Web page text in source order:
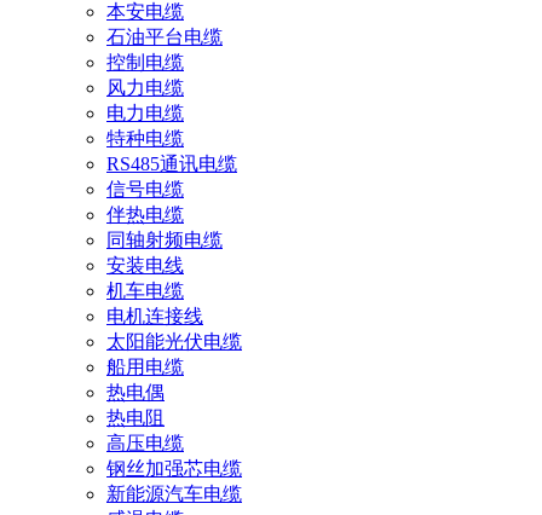
本安电缆
石油平台电缆
控制电缆
风力电缆
电力电缆
特种电缆
RS485通讯电缆
信号电缆
伴热电缆
同轴射频电缆
安装电线
机车电缆
电机连接线
太阳能光伏电缆
船用电缆
热电偶
热电阻
高压电缆
钢丝加强芯电缆
新能源汽车电缆